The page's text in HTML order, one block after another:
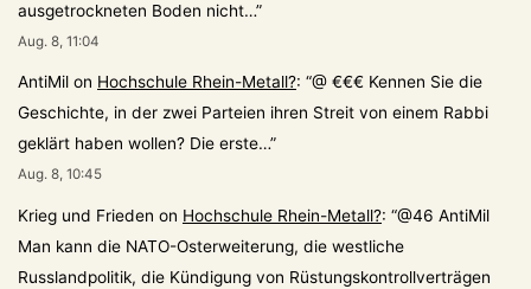
ausgetrockneten Boden nicht…”
Aug. 8, 11:04
AntiMil on Hochschule Rhein-Metall?: “@ €€€ Kennen Sie die
Geschichte, in der zwei Parteien ihren Streit von einem Rabbi
geklärt haben wollen? Die erste…”
Aug. 8, 10:45
Krieg und Frieden on Hochschule Rhein-Metall?: “@46 AntiMil
Man kann die NATO-Osterweiterung, die westliche
Russlandpolitik, die Kündigung von Rüstungskontrollverträgen